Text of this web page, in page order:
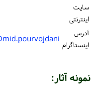
سایت
اینترنتی
آدرس
اینستاگرام
نمونه آثار: